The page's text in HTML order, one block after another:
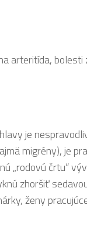
arteritída, bolesti
je
migrény), je
„rodovú črtu“
zhoršiť
ženy